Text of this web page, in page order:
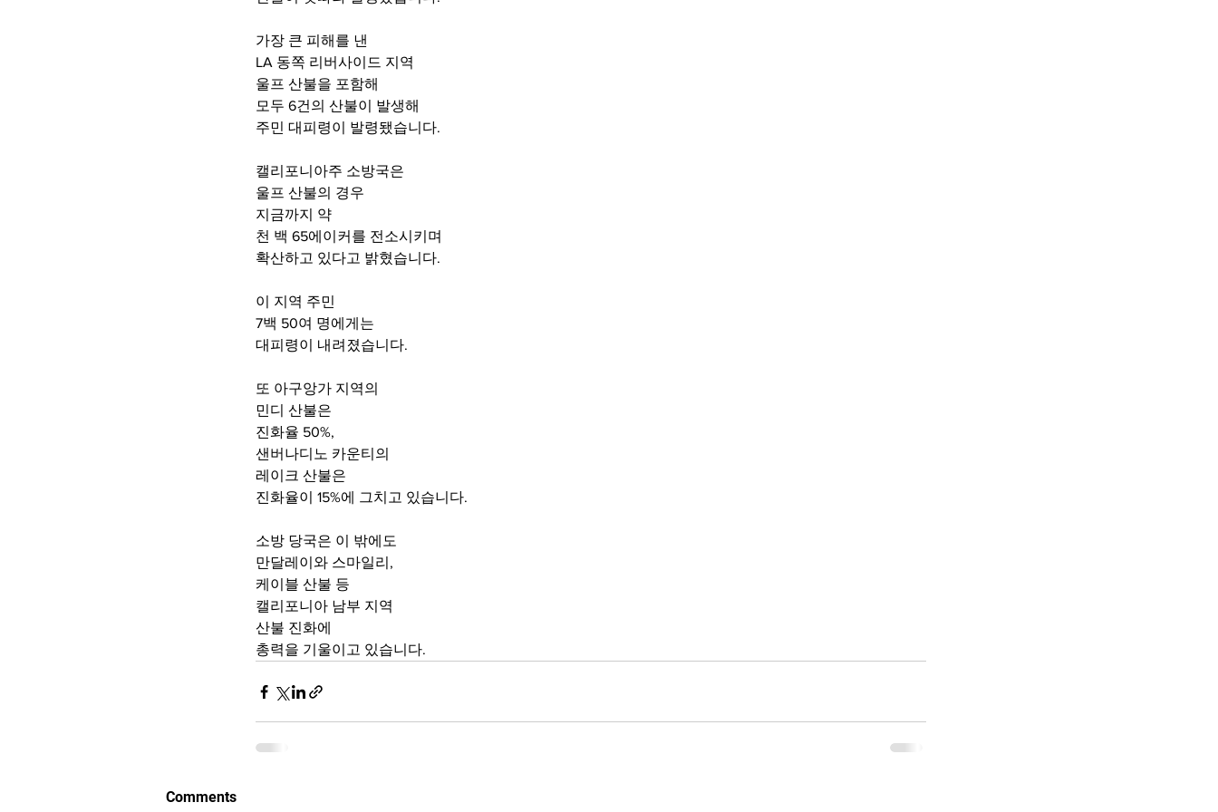
가장 큰 피해를 낸
LA 동쪽 리버사이드 지역
울프 산불을 포함해
모두 6건의 산불이 발생해
주민 대피령이 발령됐습니다.
캘리포니아주 소방국은
울프 산불의 경우
지금까지 약
천 백 65에이커를 전소시키며
확산하고 있다고 밝혔습니다.
이 지역 주민
7백 50여 명에게는
대피령이 내려졌습니다.
또 아구앙가 지역의
민디 산불은
진화율 50%,
샌버나디노 카운티의
레이크 산불은
진화율이 15%에 그치고 있습니다.
소방 당국은 이 밖에도
만달레이와 스마일리,
케이블 산불 등
캘리포니아 남부 지역
산불 진화에
총력을 기울이고 있습니다.
Comments